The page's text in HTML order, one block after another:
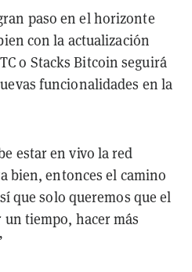
paso en el horizonte
con la actualización
o Stacks Bitcoin seguirá
funcionalidades en la
estar en vivo la red
bien, entonces el camino
que solo queremos que el
tiempo, hacer más